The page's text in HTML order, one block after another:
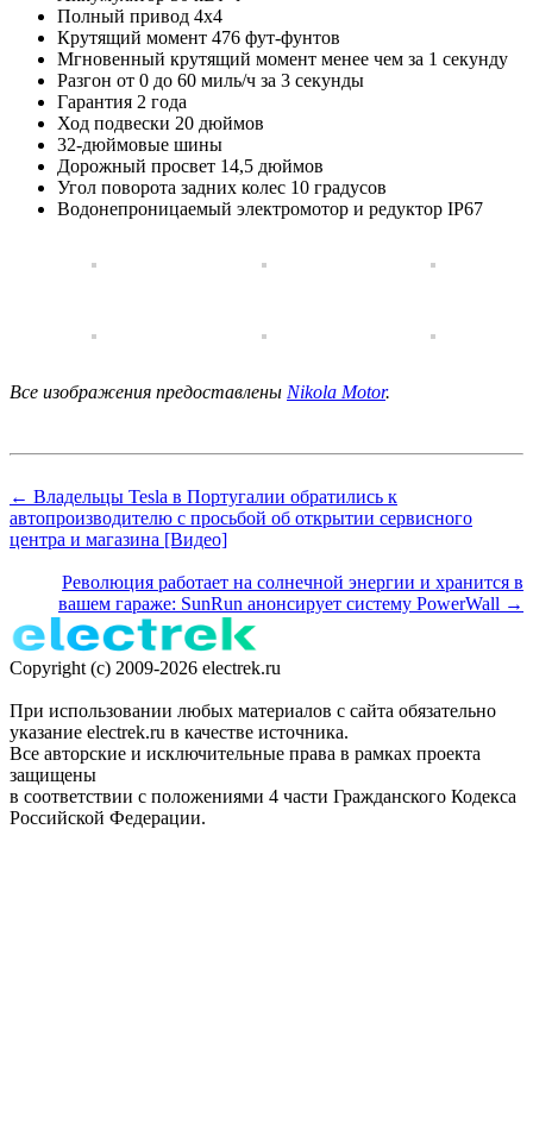
Полный привод 4х4
Крутящий момент 476 фут-фунтов
Мгновенный крутящий момент менее чем за 1 секунду
Разгон от 0 до 60 миль/ч за 3 секунды
Гарантия 2 года
Ход подвески 20 дюймов
32-дюймовые шины
Дорожный просвет 14,5 дюймов
Угол поворота задних колес 10 градусов
Водонепроницаемый электромотор и редуктор IP67
Все изображения предоставлены Nikola Motor.
← Владельцы Tesla в Португалии обратились к
автопроизводителю с просьбой об открытии сервисного
центра и магазина [Видео]
Революция работает на солнечной энергии и хранится в
вашем гараже: SunRun анонсирует систему PowerWall →
Copyright (c) 2009-2026 electrek.ru
При использовании любых материалов с сайта обязательно
указание electrek.ru в качестве источника.
Все авторские и исключительные права в рамках проекта
защищены
в соответствии с положениями 4 части Гражданского Кодекса
Российской Федерации.